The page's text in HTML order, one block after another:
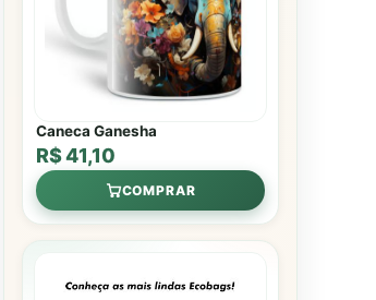
Caneca Ganesha
R$ 41,10
COMPRAR